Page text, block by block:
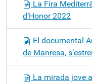
La Fira
d’Honor 2022
El documental
de Manresa,
La mirada jove